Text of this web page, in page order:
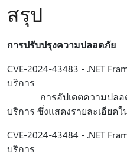
สรุป
การปรับปรุงความปลอดภัย
CVE-2024-43483 - .NET
บริการ
การอัปเดตความปลอดภั
บริการ ซึ่งแสดงรายละเอียดใ
CVE-2024-43484 - .NET
บริการ